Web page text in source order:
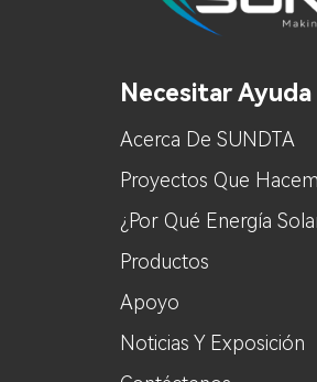
Necesitar Ayuda
Acerca De SUNDTA
Proyectos Que
¿Por Qué Energía
Productos
Apoyo
Noticias Y Exposición